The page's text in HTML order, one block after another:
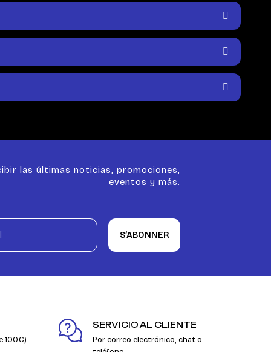
las últimas noticias, promociones,
eventos y más.
S’ABONNER
100€)
SERVICIO AL CLIENTE
Por correo electrónico, chat o